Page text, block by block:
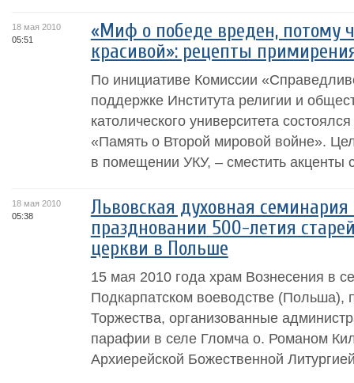
18 мая 2010
05:51
«Миф о победе вреден, потому
красивой»: рецепты
По инициативе Комиссии
поддержке Института религии и
католического университета
«Память о Второй мировой войне».
в помещении УКУ, – сместить акценты
18 мая 2010
05:38
Львовская духовная
праздновании 500-летия
церкви в Польше
15 мая 2010 года храм Вознесения в
Подкарпатском воеводстве (Польша),
Торжества, организованные
парафии в селе Гломча о. Романом
Архиерейской Божественной